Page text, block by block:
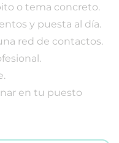
o tema concreto.
y puesta al día.
red de contactos.
en tu puesto